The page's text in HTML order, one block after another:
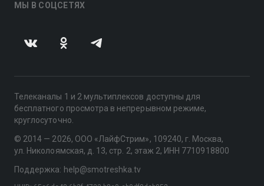
МЫ В СОЦСЕТЯХ
Телеканалы 1 и 2 мультиплексов доступны для
бесплатного просмотра в непрерывном режиме,
круглосуточно.
© 2014 — 2026, ООО «ЛайфСтрим», 109240, г. Москва,
ул. Николоямская, д. 13, стр. 2, этаж 2, ИНН 7710918800
Поддержка: help@smotreshka.tv